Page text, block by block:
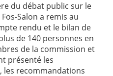
du débat public sur le
Salon a remis au
rendu et le bilan de
de 140 personnes en
de la commission et
présenté les
les recommandations